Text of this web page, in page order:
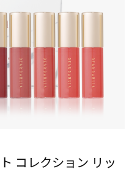
コレクション リッ